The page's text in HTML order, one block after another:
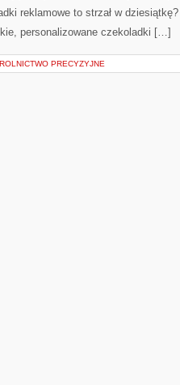
reklamowe to strzał w
personalizowane czekoladki […]
ROLNICTWO PRECYZYJNE